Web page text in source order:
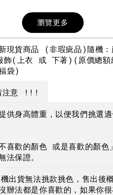
- +
希望相隨雙面T
NT$ 190
- +
瀏覽更多
現貨商品 (非瑕疵品)隨機
飾(上衣 或 下著)(原價總額
袋)
意 !!!
供身高體重，以便我們挑選
喜歡的顏色 或是喜歡的顏色
法保證。
出貨無法挑款挑色，售出後
辦法都是你喜歡的，如果你